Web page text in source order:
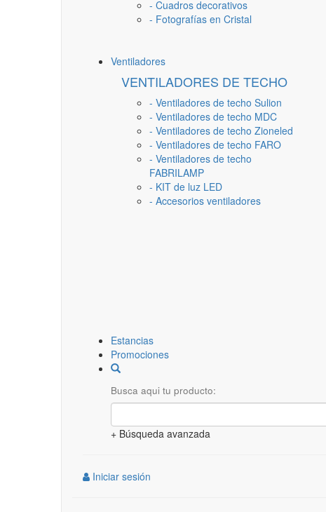
- Cuadros decorativos
- Fotografías en Cristal
Ventiladores
VENTILADORES DE TECHO
- Ventiladores de techo Sulion
- Ventiladores de techo MDC
- Ventiladores de techo Zioneled
- Ventiladores de techo FARO
- Ventiladores de techo
FABRILAMP
- KIT de luz LED
- Accesorios ventiladores
Estancias
Promociones
Busca aqui tu producto:
+ Búsqueda avanzada
Iniciar sesión